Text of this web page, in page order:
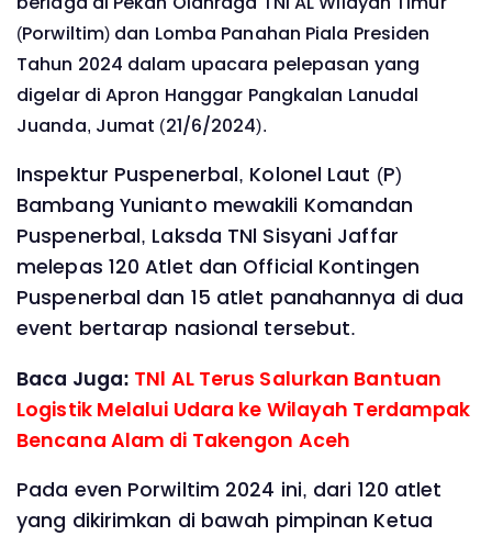
(Porwiltim) dan Lomba Panahan Piala Presiden
Tahun 2024 dalam upacara pelepasan yang
digelar di Apron Hanggar Pangkalan Lanudal
Juanda, Jumat (21/6/2024).
Inspektur Puspenerbal, Kolonel Laut (P)
Bambang Yunianto mewakili Komandan
Puspenerbal, Laksda TNl Sisyani Jaffar
melepas 120 Atlet dan Official Kontingen
Puspenerbal dan 15 atlet panahannya di dua
event bertarap nasional tersebut.
Baca Juga: TNl AL Terus Salurkan Bantuan
Logistik Melalui Udara ke Wilayah Terdampak
Bencana Alam di Takengon Aceh
Pada even Porwiltim 2024 ini, dari 120 atlet
yang dikirimkan di bawah pimpinan Ketua